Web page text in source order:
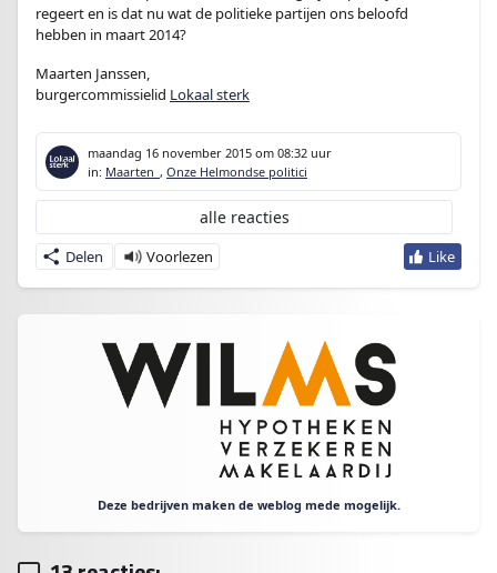
regeert en is dat nu wat de politieke partijen ons beloofd
hebben in maart 2014?
Maarten Janssen,
burgercommissielid Lokaal sterk
maandag 16 november 2015 om 08:32 uur
in: Maarten_ , Onze Helmondse politici
Delen
alle reacties
Deze bedrijven maken de weblog mede mogelijk.